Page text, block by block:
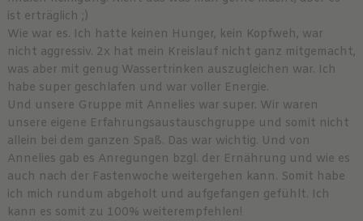
ist erträglich ;)
Wie war es. Ich hatte keinen Hunger, kein Kopfweh, war
nicht aggressiv. 2x hat mein Kreislauf nicht ganz mitgemacht,
was aber mit genug Wassertrinken auszugleichen war. Ich
habe super geschlafen und war voller Energie.
Und unsere Gruppe mit Annelies war super. Wir waren
unsere eigene Erfahrungsaustauschgruppe und somit nicht
allein bei dem ganzen Spaß. Das war wichtig. Und von
Annelies gab es Anregungen bzgl. der Ernährung und wie es
auch nach der Fastenwoche weitergehen kann. Somit habe
ich mich rundum abgeholt und aufgefangen gefühlt. Ich
kann es somit zu 100% weiterempfehlen!